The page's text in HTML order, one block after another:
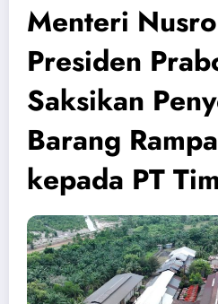
Menteri
Presiden
Saksikan
Barang
kepada PT